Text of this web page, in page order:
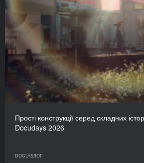
Прості конструкції серед складних
Docudays 2026
DOCU/БЛОГ